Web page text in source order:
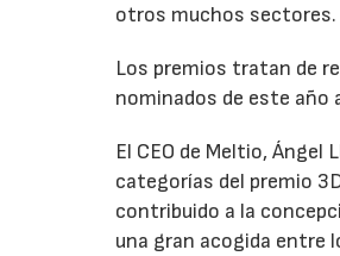
otros muchos sectores.
Los premios tratan de
nominados de este año
El CEO de Meltio,
categorías del premio
contribuido a la
una gran acogida entre